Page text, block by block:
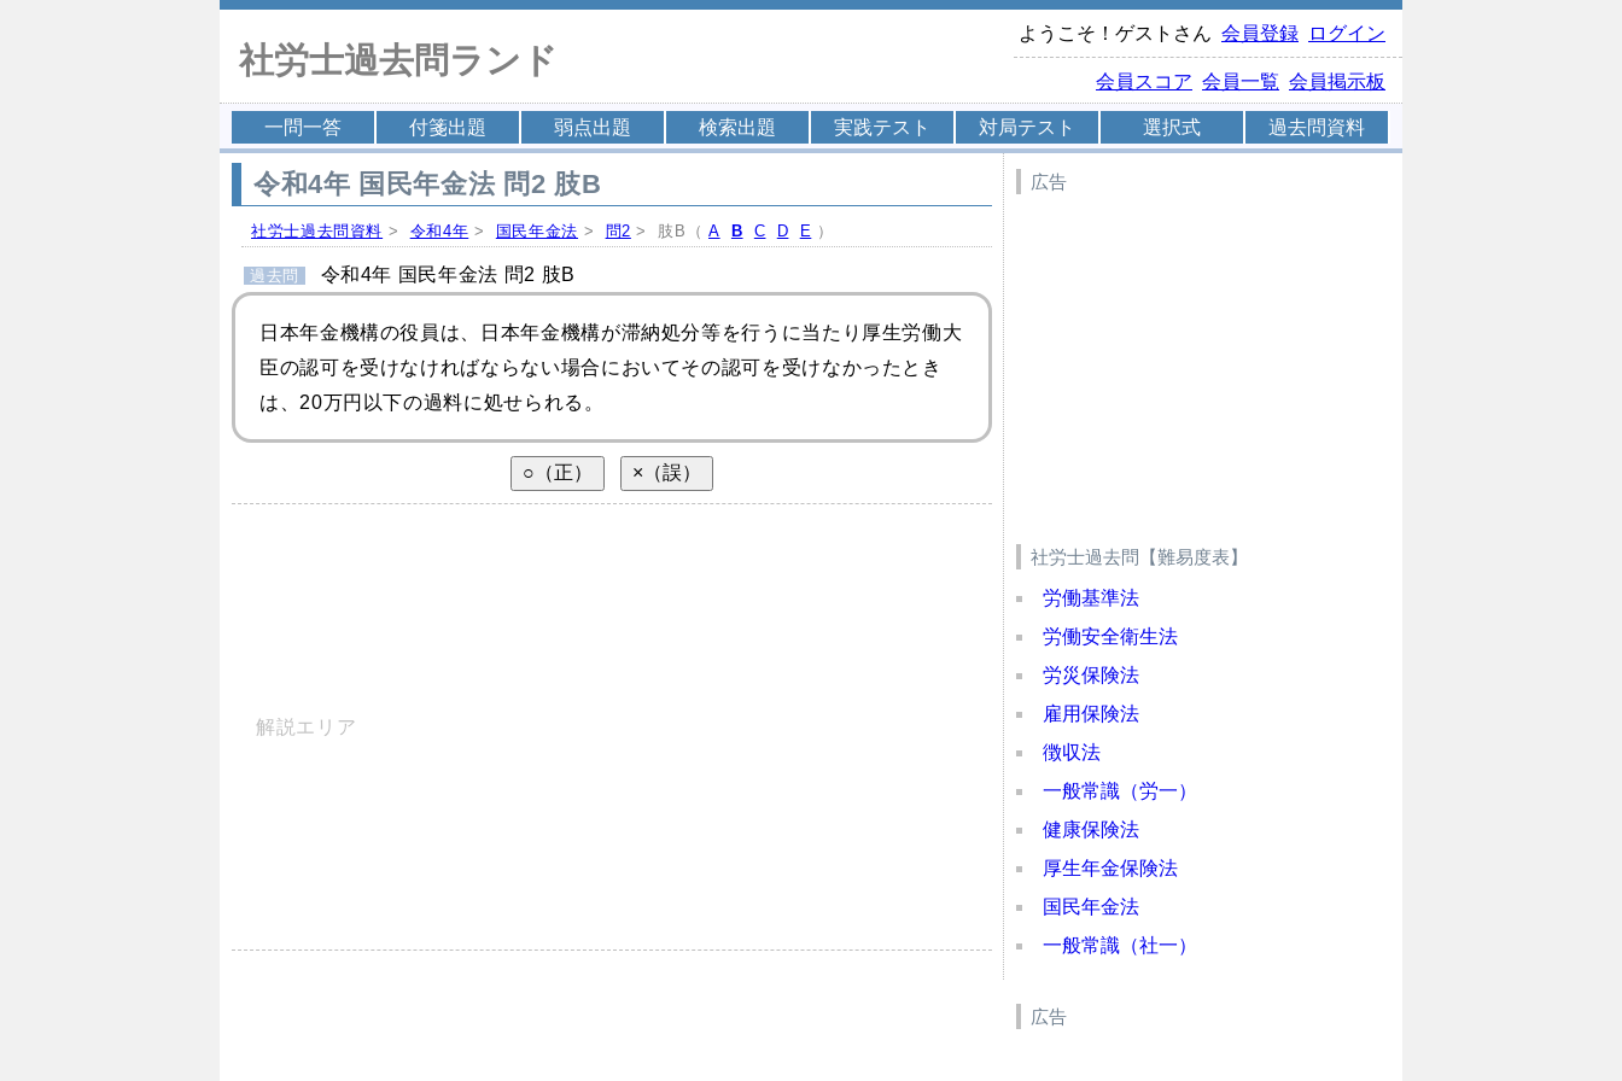
社労士過去問ランド
ようこそ！ゲストさん 会員登録 ログイン
会員スコア 会員一覧 会員掲示板
一問一答 付箋出題 弱点出題 検索出題 実践テスト 対局テスト 選択式 過去問資料
令和4年 国民年金法 問2 肢B
社労士過去問資料 > 令和4年 > 国民年金法 > 問2 > 肢B（ A B C D E ）
過去問 令和4年 国民年金法 問2 肢B
日本年金機構の役員は、日本年金機構が滞納処分等を行うに当たり厚生労働大
臣の認可を受けなければならない場合においてその認可を受けなかったとき
は、20万円以下の過料に処せられる。
解説エリア
広告
社労士過去問【難易度表】
労働基準法
労働安全衛生法
労災保険法
雇用保険法
徴収法
一般常識（労一）
健康保険法
厚生年金保険法
国民年金法
一般常識（社一）
広告